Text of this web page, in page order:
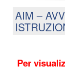
AIM –
Per